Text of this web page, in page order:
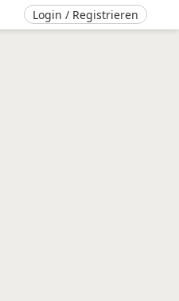
Login / Registrieren